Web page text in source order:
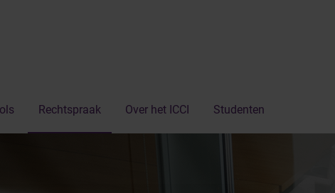
Rechtspraak Over het ICCI Studenten